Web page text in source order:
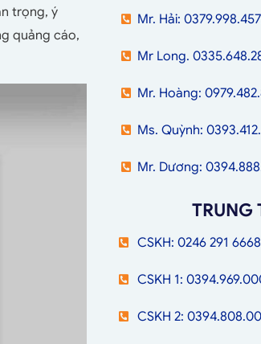
trọng, ý
quảng cáo,
Mr. Hải: 0379.998.457
Mr Long.
Mr. Hoàng:
Ms. Quỳnh:
Mr. Dương:
TRUNG
CSKH: 0246 291 6668
CSKH 1:
CSKH 2: